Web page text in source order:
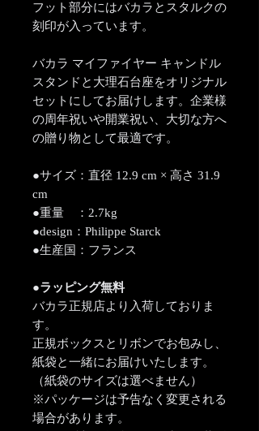
フット部分にはバカラとスタルクの
刻印が入っています。
バカラ マイファイヤー キャンドル
スタンドと大理石台座をオリジナル
セットにしてお届けします。企業様
の周年祝いや開業祝い、大切な方へ
の贈り物として最適です。
●サイズ：直径 12.9 cm × 高さ 31.9
cm
●重量 ：2.7kg
●design：Philippe Starck
●生産国：フランス
●ラッピング無料
バカラ正規店より入荷しておりま
す。
正規ボックスとリボンでお包みし、
紙袋と一緒にお届けいたします。
（紙袋のサイズは選べません）
※パッケージは予告なく変更される
場合があります。